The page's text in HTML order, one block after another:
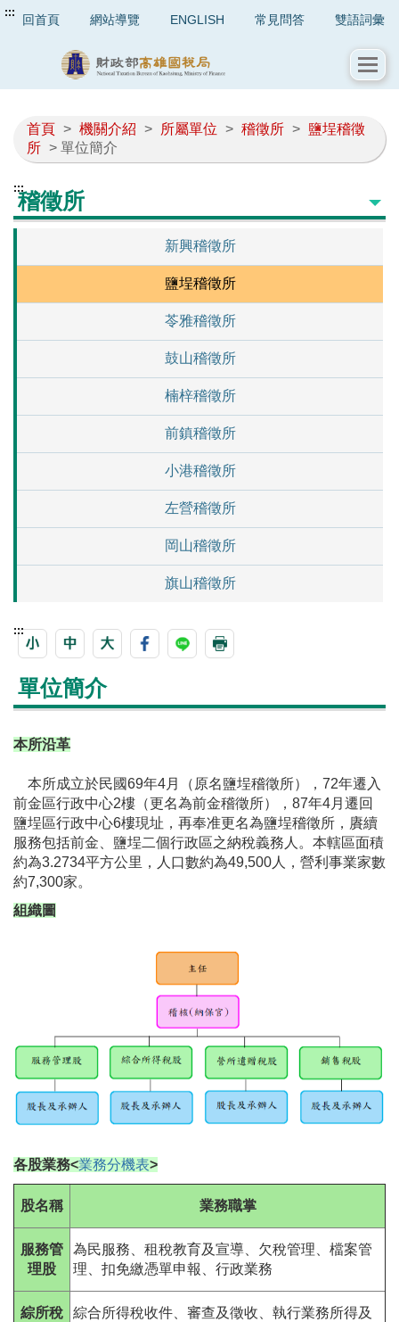
::: 回首頁 網站導覽 ENGLISH 常見問答 雙語詞彙
首頁 > 機關介紹 > 所屬單位 > 稽徵所 > 鹽埕稽徵
所 > 單位簡介
:::稽徵所
新興稽徵所
鹽埕稽徵所
苓雅稽徵所
鼓山稽徵所
楠梓稽徵所
前鎮稽徵所
小港稽徵所
左營稽徵所
岡山稽徵所
旗山稽徵所
:::
單位簡介
本所沿革
本所成立於民國69年4月（原名鹽埕稽徵所），72年遷入
前金區行政中心2樓（更名為前金稽徵所），87年4月遷回
鹽埕區行政中心6樓現址，再奉准更名為鹽埕稽徵所，賡續
服務包括前金、鹽埕二個行政區之納稅義務人。本轄區面積
約為3.2734平方公里，人口數約為49,500人，營利事業家數
約7,300家。
組織圖
各股業務<業務分機表>
股名稱 業務職掌
服務管
理股
為民服務、租稅教育及宣導、欠稅管理、檔案管
理、扣免繳憑單申報、行政業務
綜所稅
綜合所得稅收件、審查及徵收、執行業務所得及